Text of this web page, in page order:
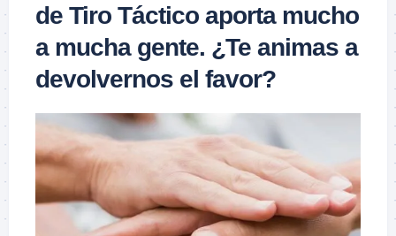
de Tiro Táctico aporta mucho
a mucha gente. ¿Te animas a
devolvernos el favor?